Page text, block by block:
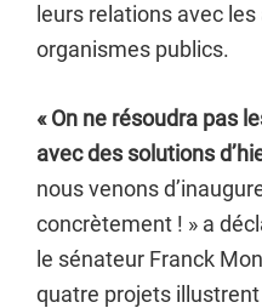
leurs relations avec
organismes publics.
« On ne résoudra pas
avec des solutions
nous venons
concrètement ! » a
le sénateur Franck
quatre projets